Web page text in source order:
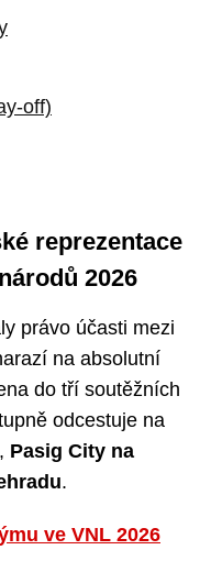
off)
reprezentace
2026
právo účasti mezi
na absolutní
do tří soutěžních
odcestuje na
, Pasig City na
.
ve VNL 2026